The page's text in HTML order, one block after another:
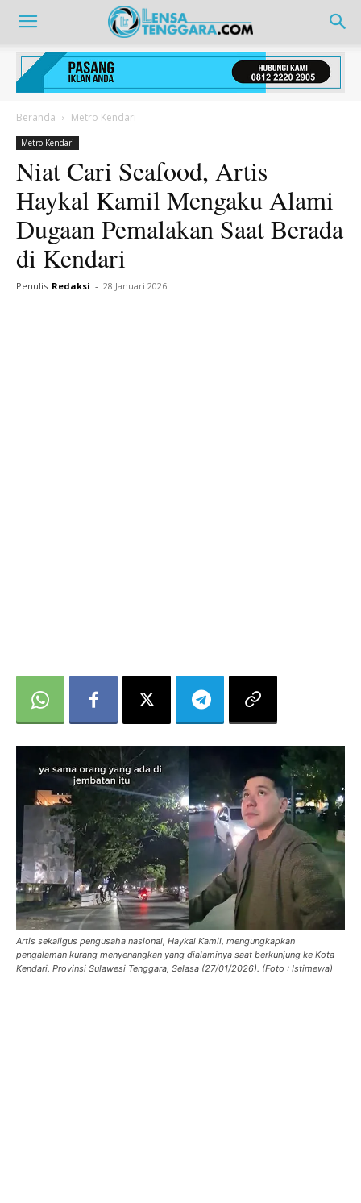
Beranda Metro Kendari
Metro Kendari
Niat Cari Seafood, Artis
Haykal Kamil Mengaku Alami
Dugaan Pemalakan Saat Berada
di Kendari
Penulis Redaksi - 28 Januari 2026
Artis sekaligus pengusaha nasional, Haykal Kamil, mengungkapkan
pengalaman kurang menyenangkan yang dialaminya saat berkunjung ke Kota
Kendari, Provinsi Sulawesi Tenggara, Selasa (27/01/2026). (Foto : Istimewa)